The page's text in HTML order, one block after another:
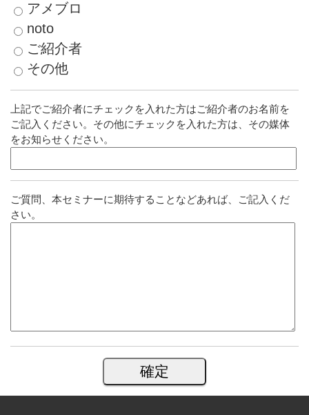
アメブロ
noto
ご紹介者
その他
上記でご紹介者にチェックを入れた方はご紹介者のお名前を
ご記入ください。その他にチェックを入れた方は、その媒体
をお知らせください。
ご質問、本セミナーに期待することなどあれば、ご記入くだ
さい。